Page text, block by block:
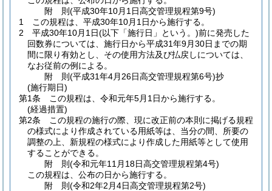
附 則(平成30年10月1日高交管理規程第9号)
1
この規程は、平成30年10月1日から施行する。
2
平成30年10月1日(以下「施行日」という。)前に発売した
回数券については、施行日から平成31年9月30日までの期
間に限り有効とし、その使用方法及び払戻しについては、
なお従前の例による。
附 則(平成31年4月26日高交管理規程第6号)抄
(施行期日)
第1条
この規程は、令和元年5月1日から施行する。
(経過措置)
第2条
この規程の施行の際、現に改正前の本則に掲げる規程
の様式により作成されている用紙等は、当分の間、所要の
調整の上、新規程の様式により作成した用紙等として使用
することができる。
附 則(令和元年11月18日高交管理規程第4号)
この規程は、公布の日から施行する。
附 則(令和2年2月4日高交管理規程第2号)